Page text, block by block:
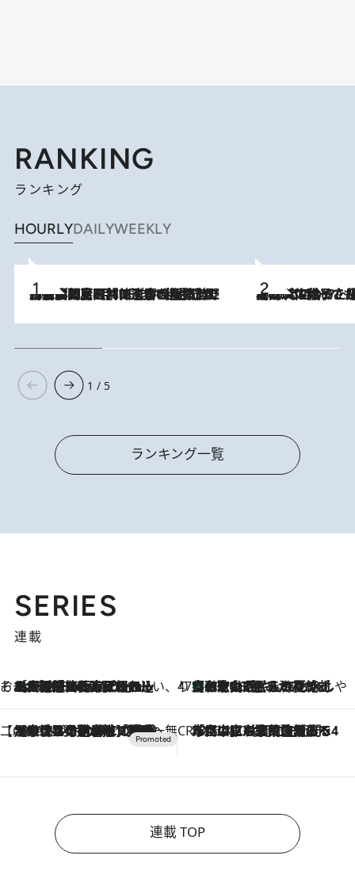
RANKING
ランキング
HOURLYDAILYWEEKLY
2026.8.8
「最後に見られてよかった」上野動物園の東園パンダ舎が解体前に特別公開。8月16日まで延長されたパネル展と共に辿る“半世紀”のパンダ飼育《解体工事の図面あり》 2026.8.5
【阿川佐和子さんの年とる力】なぜ70代で始めた趣味は“こんなに楽しい”のか？ ピアノ、俳句…スランプに陥っても続けられる“ある秘訣”とは
1 / 5
ランキング一覧
SERIES
連載
そおだよおこの関西おいしい、おやつ紀行
2026.8.9
［大阪府箕面市］一皿一皿目の前で仕上げられる、料理を巧みに組み込んだアシェットデセールコース「ミチル アシェット デセール（Michiru assiette dessert）」 47都道府県の手みやげ ひんやりスイーツで夏を満喫
2026.8.9
【和歌山県】この夏絶対食べたい 冷やしておいしいおやつ3選 みかんがごろっと丸ごと入ったジュレ
【CREA×星野リゾート】唯一無二。癒しと発見が待つ場所へ
2026.8.7
【トンボの足水浴】ヒノキの香りに包まれて涼感マックス！約13℃の湧水かけ流しを避暑地「星野温泉 トンボの湯」で体験 CREA'S CHOICE
2026.8.7
「立川にも歌舞伎があるんだよ」 片岡仁左衛門・市川中車ら豪華座組みで4年目の立川立飛歌舞伎へ
連載 TOP